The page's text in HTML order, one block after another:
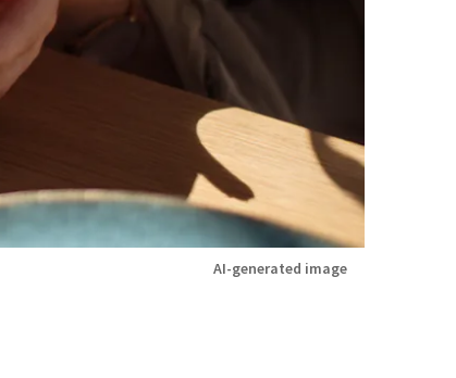
AI-generated image